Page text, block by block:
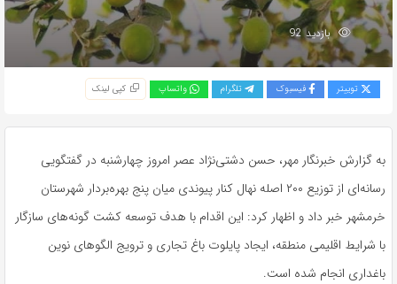
بازدید 92
توییتر فیسبوک تلگرام واتساپ کپی لینک
به گزارش خبرنگار مهر، حسن دشتی‌نژاد عصر امروز چهارشنبه در گفتگویی
رسانه‌ای از توزیع ۲۰۰ اصله نهال کنار پیوندی میان پنج بهره‌بردار شهرستان
خرمشهر خبر داد و اظهار کرد: این اقدام با هدف توسعه کشت گونه‌های سازگار
با شرایط اقلیمی منطقه، ایجاد پایلوت باغ تجاری و ترویج الگوهای نوین
باغداری انجام شده است.